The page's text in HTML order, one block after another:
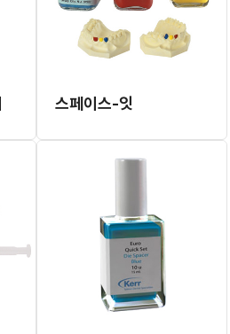
스페이스-잇